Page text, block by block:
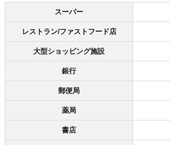
スーパー
レストラン/ファストフード店
大型ショッピング施設
銀行
郵便局
薬局
書店